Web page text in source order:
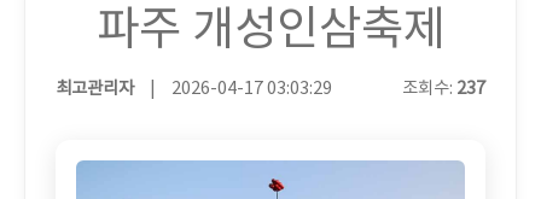
파주 개성인삼축제
최고관리자 2026-04-17 03:03:29 조회수: 237